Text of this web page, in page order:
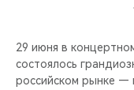
29 июня в
состоялось
российском рынке —